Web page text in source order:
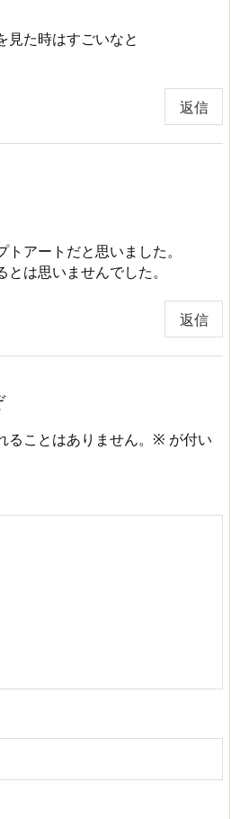
見た時はすごいなと
返信
アートだと思いました。
は思いませんでした。
返信
ことはありません。 ※ が付い